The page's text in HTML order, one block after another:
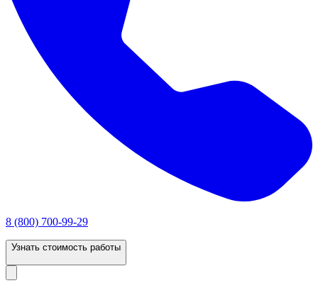
8 (800) 700-99-29
Узнать стоимость работы